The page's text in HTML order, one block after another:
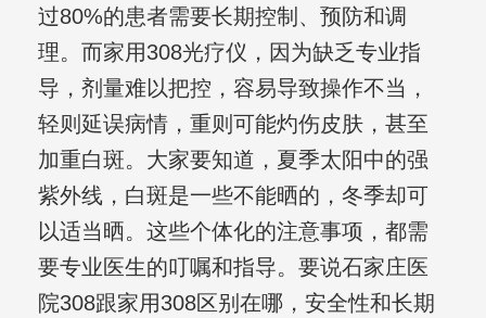
过80%的患者需要长期控制、预防和调
理。而家用308光疗仪，因为缺乏专业指
导，剂量难以把控，容易导致操作不当，
轻则延误病情，重则可能灼伤皮肤，甚至
加重白斑。大家要知道，夏季太阳中的强
紫外线，白斑是一些不能晒的，冬季却可
以适当晒。这些个体化的注意事项，都需
要专业医生的叮嘱和指导。要说石家庄医
院308跟家用308区别在哪，安全性和长期